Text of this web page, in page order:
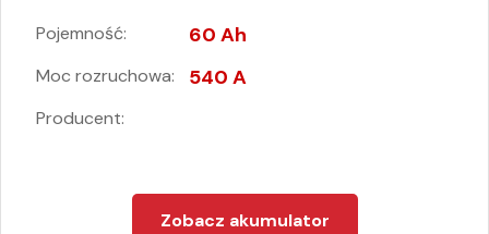
Pojemność: 60 Ah
Moc rozruchowa: 540 A
Producent:
Zobacz akumulator